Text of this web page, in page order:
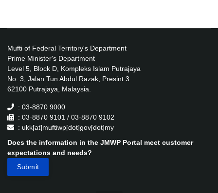
Mufti of Federal Territory's Department
Prime Minister's Department
Level 5, Block D, Kompleks Islam Putrajaya
No. 3, Jalan Tun Abdul Razak, Presint 3
62100 Putrajaya, Malaysia.
: 03-8870 9000
: 03-8870 9101 / 03-8870 9102
: ukk[at]muftiwp[dot]gov[dot]my
Does the information in the JMWP Portal meet customer
expectations and needs?